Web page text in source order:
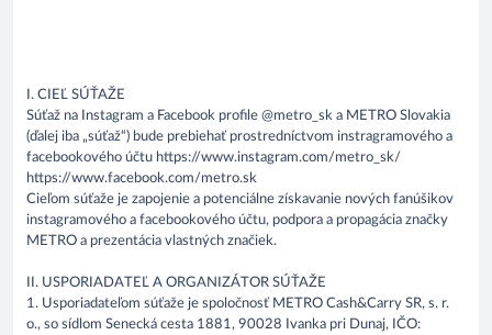
I. CIEĽ SÚŤAŽE
Súťaž na Instagram a Facebook profile @metro_sk a METRO Slovakia
(ďalej iba „súťaž“) bude prebiehať prostredníctvom instragramového a
facebookového účtu https://www.instagram.com/metro_sk/
https://www.facebook.com/metro.sk
Cieľom súťaže je zapojenie a potenciálne získavanie nových fanúšikov
instagramového a facebookového účtu, podpora a propagácia značky
METRO a prezentácia vlastných značiek.
II. USPORIADATEĽ A ORGANIZÁTOR SÚŤAŽE
1. Usporiadateľom súťaže je spoločnosť METRO Cash&Carry SR, s. r.
o., so sídlom Senecká cesta 1881, 90028 Ivanka pri Dunaj, IČO: